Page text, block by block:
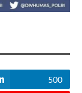
500